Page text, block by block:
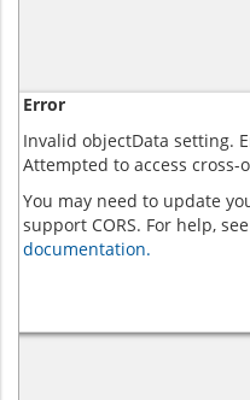
Error
Invalid objectData setting.
Attempted to access cross-
You may need to update
support CORS. For help,
documentation.